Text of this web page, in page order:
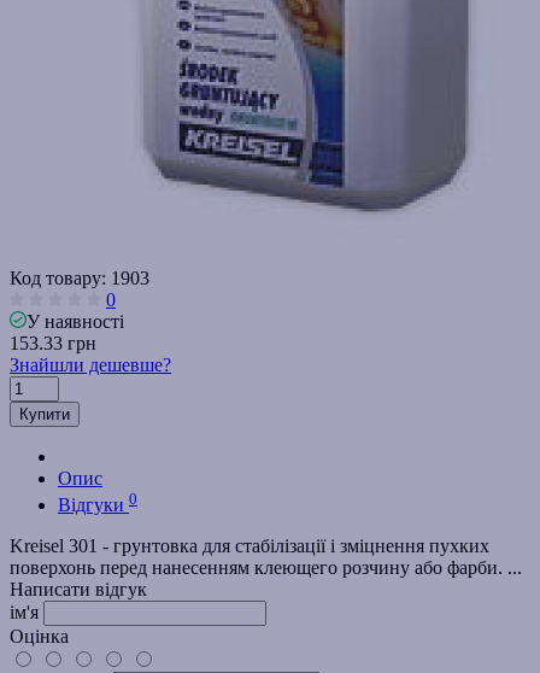
Код товару: 1903
0
У наявності
153.33 грн
Знайшли дешевше?
Купити
Опис
Відгуки 0
Kreisel 301 - грунтовка для стабілізації і зміцнення пухких
поверхонь перед нанесенням клеющего розчину або фарби. ...
Написати відгук
ім'я
Оцінка